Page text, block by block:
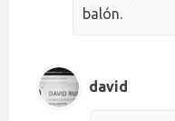
balón.
david